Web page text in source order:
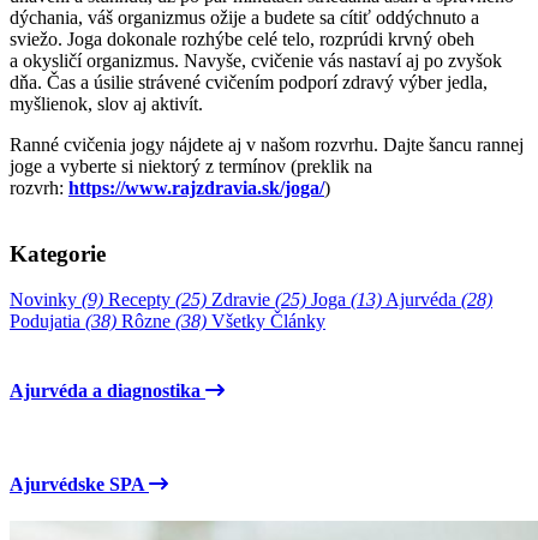
dýchania, váš organizmus ožije a budete sa cítiť oddýchnuto a
sviežo. Joga dokonale rozhýbe celé telo, rozprúdi krvný obeh
a okysličí organizmus. Navyše, cvičenie vás nastaví aj po zvyšok
dňa. Čas a úsilie strávené cvičením podporí zdravý výber jedla,
myšlienok, slov aj aktivít.
Ranné cvičenia jogy nájdete aj v našom rozvrhu. Dajte šancu rannej
joge a vyberte si niektorý z termínov (preklik na
rozvrh: https://www.rajzdravia.sk/joga/)
Kategorie
Novinky (9) Recepty (25) Zdravie (25) Joga (13) Ajurvéda (28)
Podujatia (38) Rôzne (38) Všetky Články
Ajurvéda a diagnostika
Ajurvédske SPA